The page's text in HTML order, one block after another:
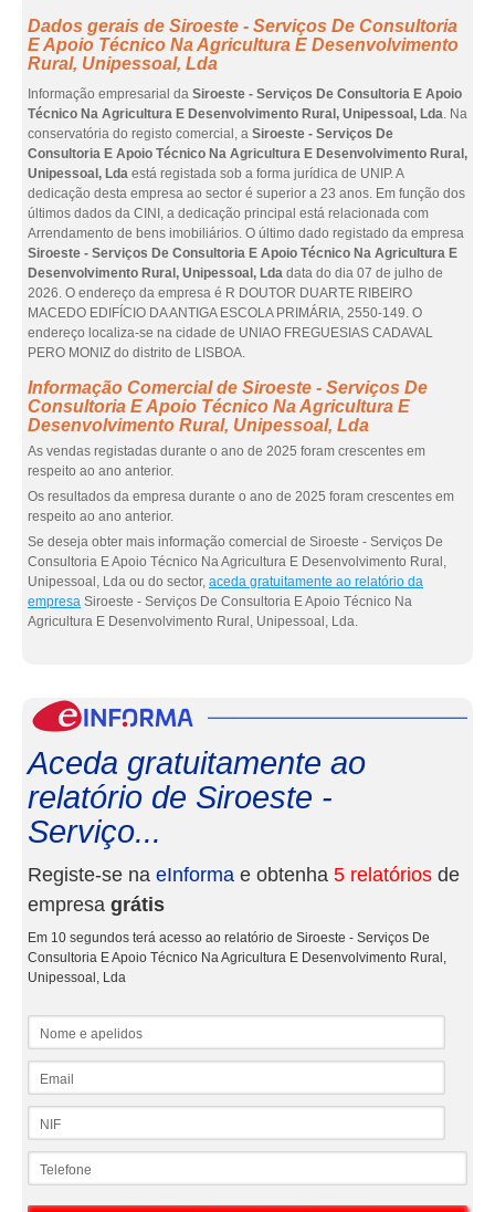
Dados gerais de Siroeste - Serviços De Consultoria
E Apoio Técnico Na Agricultura E Desenvolvimento
Rural, Unipessoal, Lda
Informação empresarial da Siroeste - Serviços De Consultoria E Apoio
Técnico Na Agricultura E Desenvolvimento Rural, Unipessoal, Lda. Na
conservatória do registo comercial, a Siroeste - Serviços De
Consultoria E Apoio Técnico Na Agricultura E Desenvolvimento Rural,
Unipessoal, Lda está registada sob a forma jurídica de UNIP. A
dedicação desta empresa ao sector é superior a 23 anos. Em função dos
últimos dados da CINI, a dedicação principal está relacionada com
Arrendamento de bens imobiliários. O último dado registado da empresa
Siroeste - Serviços De Consultoria E Apoio Técnico Na Agricultura E
Desenvolvimento Rural, Unipessoal, Lda data do dia 07 de julho de
2026. O endereço da empresa é R DOUTOR DUARTE RIBEIRO
MACEDO EDIFÍCIO DA ANTIGA ESCOLA PRIMÁRIA, 2550-149. O
endereço localiza-se na cidade de UNIAO FREGUESIAS CADAVAL
PERO MONIZ do distrito de LISBOA.
Informação Comercial de Siroeste - Serviços De
Consultoria E Apoio Técnico Na Agricultura E
Desenvolvimento Rural, Unipessoal, Lda
As vendas registadas durante o ano de 2025 foram crescentes em
respeito ao ano anterior.
Os resultados da empresa durante o ano de 2025 foram crescentes em
respeito ao ano anterior.
Se deseja obter mais informação comercial de Siroeste - Serviços De
Consultoria E Apoio Técnico Na Agricultura E Desenvolvimento Rural,
Unipessoal, Lda ou do sector, aceda gratuitamente ao relatório da
empresa Siroeste - Serviços De Consultoria E Apoio Técnico Na
Agricultura E Desenvolvimento Rural, Unipessoal, Lda.
Aceda gratuitamente ao
relatório de Siroeste -
Serviço...
Registe-se na eInforma e obtenha 5 relatórios de
empresa grátis
Em 10 segundos terá acesso ao relatório de Siroeste - Serviços De
Consultoria E Apoio Técnico Na Agricultura E Desenvolvimento Rural,
Unipessoal, Lda